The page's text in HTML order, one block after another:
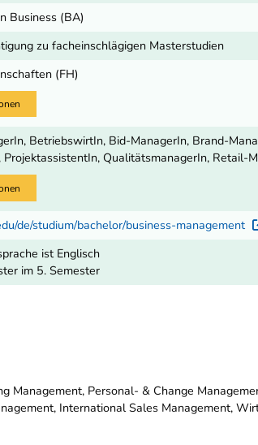
Business (BA)
zu facheinschlägigen Masterstudien
(FH)
BetriebswirtIn, Bid-ManagerIn, Brand-
ProjektassistentIn, QualitätsmanagerIn, Retail-
de/studium/bachelor/business-management
ist Englisch
im 5. Semester
Management, Personal- & Change
International Sales Management,